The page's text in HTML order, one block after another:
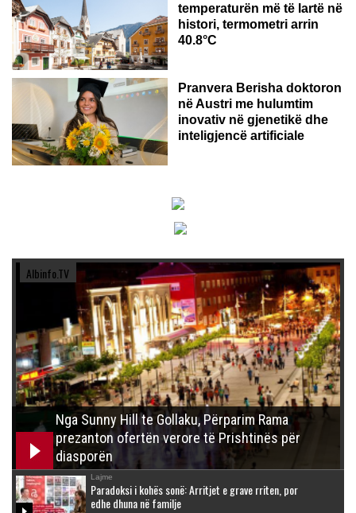
temperaturën më të lartë në
histori, termometri arrin
40.8°C
AUSTRI
Pranvera Berisha doktoron
në Austri me hulumtim
inovativ në gjenetikë dhe
inteligjencë artificiale
Albinfo.TV
Nga Sunny Hill te Gollaku, Përparim Rama
prezanton ofertën verore të Prishtinës për
diasporën
Lajme
Paradoksi i kohës sonë: Arritjet e grave rriten, por
edhe dhuna në familje